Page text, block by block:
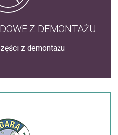
Z DEMONTAŻU
z demontażu